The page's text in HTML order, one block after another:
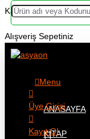
Kategoriler
Alışveriş Sepetiniz
Menu
ANASAYFA
KITAP
Üye Girişi
Kayıt Ol